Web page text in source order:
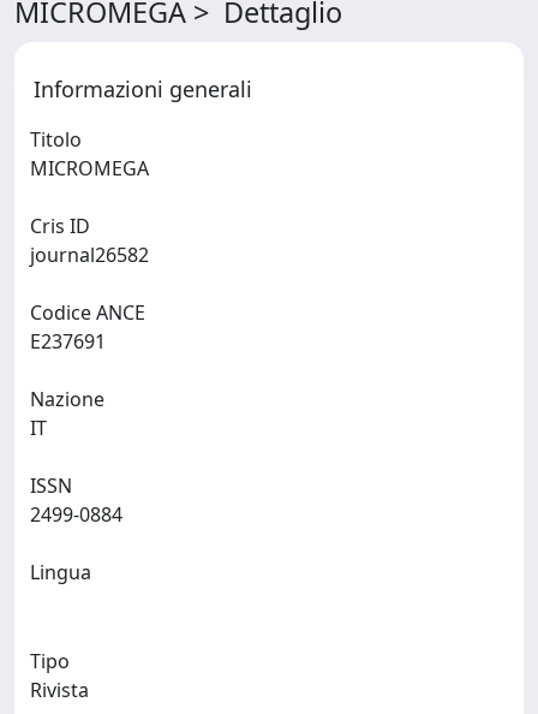
MICROMEGA > Dettaglio
Informazioni generali
Titolo
Cris ID
Codice ANCE
Nazione
ISSN
Lingua
Tipo
Rivista